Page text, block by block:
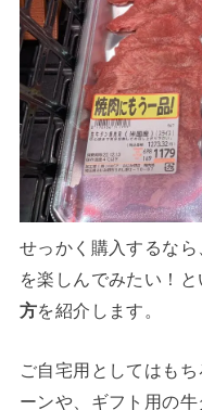
せっかく購入するな
を楽しんでみたい！
方を紹介します。
ご自宅用としてはも
ーンや、ギフト用の牛